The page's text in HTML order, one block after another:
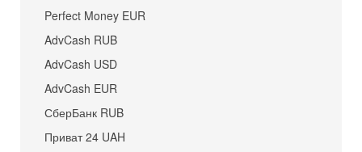
Perfect Money EUR
AdvCash RUB
AdvCash USD
AdvCash EUR
СберБанк RUB
Приват 24 UAH